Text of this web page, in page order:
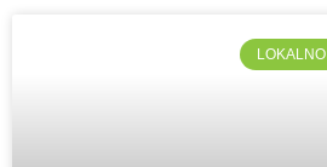
LOKALNO